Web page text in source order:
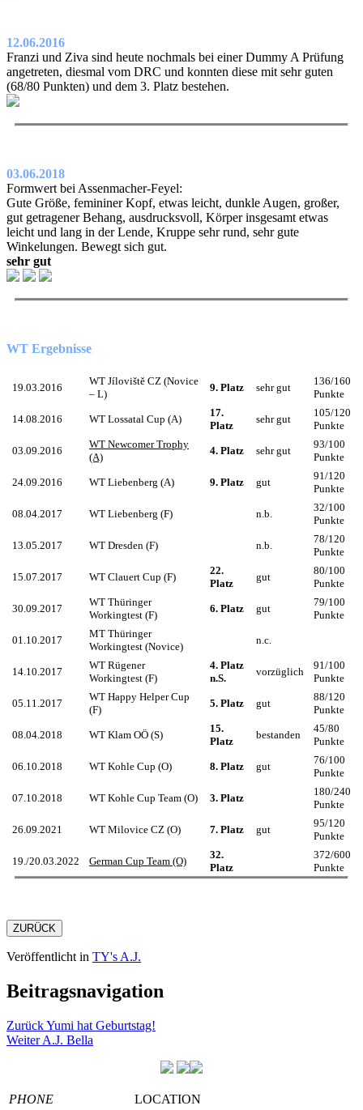
12.06.2016
Franzi und Ziva sind heute nochmals bei einer Dummy A Prüfung
angetreten, diesmal vom DRC und konnten diese mit sehr guten
(68/80 Punkten) und dem 3. Platz bestehen.
03.06.2018
Formwert bei Assenmacher-Feyel:
Gute Größe, femininer Kopf, etwas leicht, dunkle Augen, großer,
gut getragener Behang, ausdrucksvoll, Körper insgesamt etwas
leicht und lang in der Lende, Kruppe sehr rund, sehr gute
Winkelungen. Bewegt sich gut.
sehr gut
WT Ergebnisse
19.03.2016
WT Jíloviště CZ (Novice
– L)
9. Platz sehr gut
136/160
Punkte
14.08.2016 WT Lossatal Cup (A)
17.
Platz
sehr gut
105/120
Punkte
03.09.2016
WT Newcomer Trophy
(A)
4. Platz sehr gut
93/100
Punkte
24.09.2016 WT Liebenberg (A) 9. Platz gut
91/120
Punkte
08.04.2017 WT Liebenberg (F) n.b.
32/100
Punkte
13.05.2017 WT Dresden (F) n.b.
78/120
Punkte
15.07.2017 WT Clauert Cup (F)
22.
Platz
gut
80/100
Punkte
30.09.2017
WT Thüringer
Workingtest (F)
6. Platz gut
79/100
Punkte
01.10.2017
MT Thüringer
Workingtest (Novice)
n.c.
14.10.2017
WT Rügener
Workingtest (F)
4. Platz
n.S.
vorzüglich
91/100
Punkte
05.11.2017
WT Happy Helper Cup
(F)
5. Platz gut
88/120
Punkte
08.04.2018 WT Klam OÖ (S)
15.
Platz
bestanden
45/80
Punkte
06.10.2018 WT Kohle Cup (O) 8. Platz gut
76/100
Punkte
07.10.2018 WT Kohle Cup Team (O) 3. Platz
180/240
Punkte
26.09.2021 WT Milovice CZ (O) 7. Platz gut
95/120
Punkte
19./20.03.2022 German Cup Team (O)
32.
Platz
372/600
Punkte
ZURÜCK
Veröffentlicht in TY's A.J.
Beitragsnavigation
ZurückYumi hat Geburtstag!
WeiterA.J. Bella
PHONE
LOCATION